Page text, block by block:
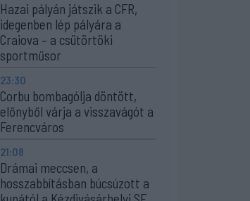
Hazai pályán játszik a CFR,
idegenben lép pályára a
Craiova – a csütörtöki
sportműsor
23:30
Corbu bombagólja döntött,
előnyből várja a visszavágót a
Ferencváros
21:08
Drámai meccsen, a
hosszabbításban búcsúzott a